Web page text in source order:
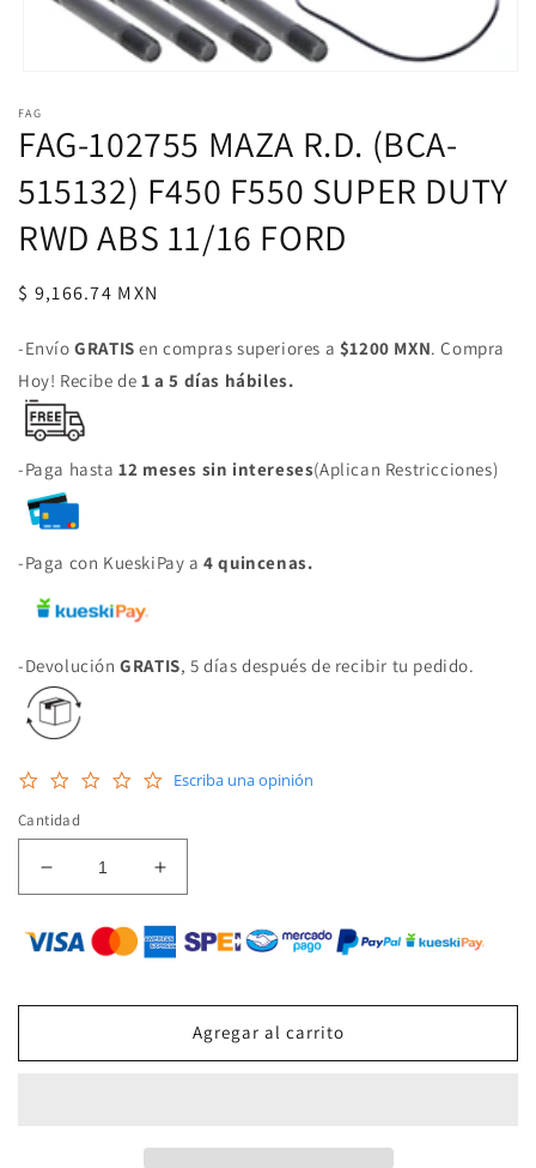
multimedia
1
en
ventana
modal
FAG
FAG-102755 MAZA R.D. (BCA-
515132) F450 F550 SUPER DUTY
RWD ABS 11/16 FORD
Precio
$ 9,166.74 MXN
-EnvíoGRATIS en compras superiores a $1200 MXN. Compra
Hoy! Recibe de 1 a 5 días hábiles.
-Paga hasta12 meses sin intereses(Aplican Restricciones)
-Paga con KueskiPay a4 quincenas.
-DevoluciónGRATIS, 5 días después de recibir tu pedido.
0.0
Escriba una opinión
Cantidad
Reducir
cantidad
para
FAG-
MAZA
Aumentar
cantidad
para
FAG-
MAZA
R.D.
SUPER
Agregar al carrito